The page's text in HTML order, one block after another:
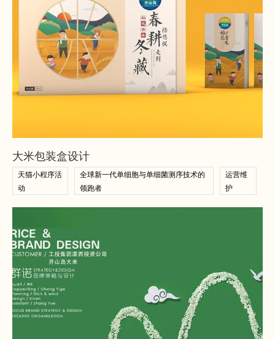
查看案例
大米包装盒设计
天猫小程序活
动
全球新一代单细胞与单细菌测序技术的
领跑者
运营维
护